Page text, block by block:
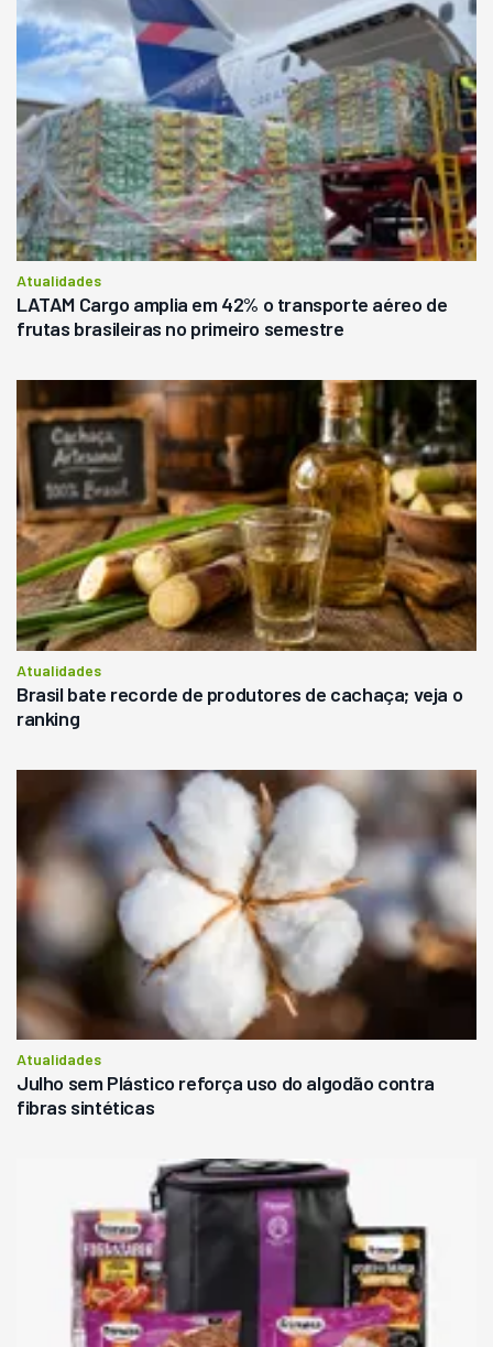
Atualidades
LATAM Cargo amplia em 42% o transporte aéreo de
frutas brasileiras no primeiro semestre
Atualidades
Brasil bate recorde de produtores de cachaça; veja o
ranking
Atualidades
Julho sem Plástico reforça uso do algodão contra
fibras sintéticas